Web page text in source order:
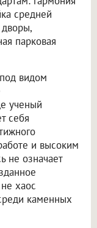
средней
парковая
видом
ученый
себя
и высоким
не означает
хаос
каменных